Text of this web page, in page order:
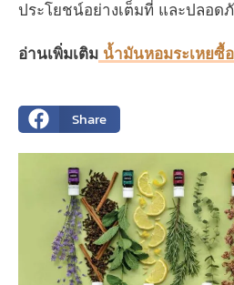
ประโยชน์อย่างเต็มที่ และปลอด
อ่านเพิ่มเติม น้ำมันหอมระเหยซื้
Share